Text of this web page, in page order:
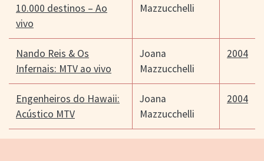
10.000 destinos – Ao
vivo
Mazzucchelli
Nando Reis & Os
Infernais: MTV ao vivo
Joana
Mazzucchelli
2004
Engenheiros do Hawaii:
Acústico MTV
Joana
Mazzucchelli
2004